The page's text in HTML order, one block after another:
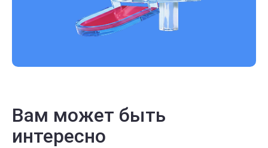
Вам может быть
интересно